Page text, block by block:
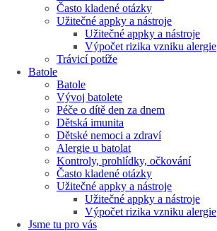
Často kladené otázky
Užitečné appky a nástroje
Užitečné appky a nástroje
Výpočet rizika vzniku alergie
Trávicí potíže
Batole
Batole
Vývoj batolete
Péče o dítě den za dnem
Dětská imunita
Dětské nemoci a zdraví
Alergie u batolat
Kontroly, prohlídky, očkování
Často kladené otázky
Užitečné appky a nástroje
Užitečné appky a nástroje
Výpočet rizika vzniku alergie
Jsme tu pro vás